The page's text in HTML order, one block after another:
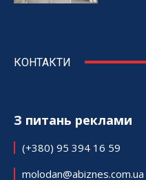
КОНТАКТИ
З питань реклами
(+380) 95 394 16 59
molodan@abiznes.com.ua